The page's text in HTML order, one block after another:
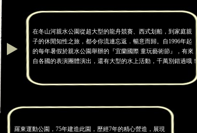
在冬山河親水公園從超大型的龍舟競賽、西式划船，到家庭親
子的休閒知性之旅，都令你流連忘返．暢意而歸。自1996年起
的每年暑假於親水公園舉辦的『宜蘭國際 童玩藝術節』，有來
自各國的表演團體演出，還有大型的水上活動，千萬別錯過哦！
羅東運動公園，75年建造此園，歷經7年的精心營造，展現